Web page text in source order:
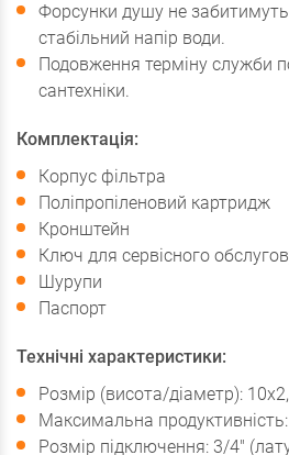
Форсунки душу не
стабільний напір води.
Подовження терміну служби
сантехніки.
Комплектація:
Корпус фільтра
Поліпропіленовий картридж
Кронштейн
Ключ для сервісного
Шурупи
Паспорт
Технічні характеристики:
Розмір (висота/діаметр):
Максимальна
Розмір підключення: 3/4"